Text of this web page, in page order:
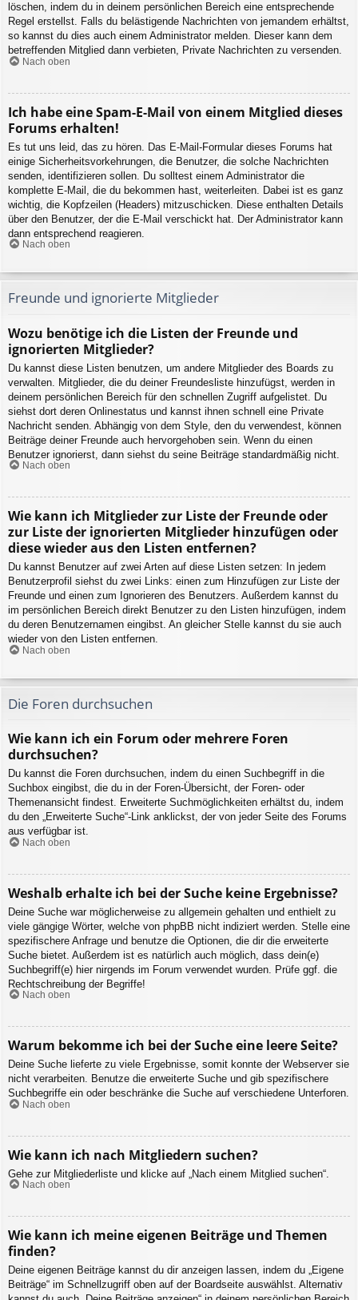
löschen, indem du in deinem persönlichen Bereich eine entsprechende
Regel erstellst. Falls du belästigende Nachrichten von jemandem erhältst,
so kannst du dies auch einem Administrator melden. Dieser kann dem
betreffenden Mitglied dann verbieten, Private Nachrichten zu versenden.
Nach oben
Ich habe eine Spam-E-Mail von einem Mitglied dieses
Forums erhalten!
Es tut uns leid, das zu hören. Das E-Mail-Formular dieses Forums hat
einige Sicherheitsvorkehrungen, die Benutzer, die solche Nachrichten
senden, identifizieren sollen. Du solltest einem Administrator die
komplette E-Mail, die du bekommen hast, weiterleiten. Dabei ist es ganz
wichtig, die Kopfzeilen (Headers) mitzuschicken. Diese enthalten Details
über den Benutzer, der die E-Mail verschickt hat. Der Administrator kann
dann entsprechend reagieren.
Nach oben
Freunde und ignorierte Mitglieder
Wozu benötige ich die Listen der Freunde und
ignorierten Mitglieder?
Du kannst diese Listen benutzen, um andere Mitglieder des Boards zu
verwalten. Mitglieder, die du deiner Freundesliste hinzufügst, werden in
deinem persönlichen Bereich für den schnellen Zugriff aufgelistet. Du
siehst dort deren Onlinestatus und kannst ihnen schnell eine Private
Nachricht senden. Abhängig von dem Style, den du verwendest, können
Beiträge deiner Freunde auch hervorgehoben sein. Wenn du einen
Benutzer ignorierst, dann siehst du seine Beiträge standardmäßig nicht.
Nach oben
Wie kann ich Mitglieder zur Liste der Freunde oder
zur Liste der ignorierten Mitglieder hinzufügen oder
diese wieder aus den Listen entfernen?
Du kannst Benutzer auf zwei Arten auf diese Listen setzen: In jedem
Benutzerprofil siehst du zwei Links: einen zum Hinzufügen zur Liste der
Freunde und einen zum Ignorieren des Benutzers. Außerdem kannst du
im persönlichen Bereich direkt Benutzer zu den Listen hinzufügen, indem
du deren Benutzernamen eingibst. An gleicher Stelle kannst du sie auch
wieder von den Listen entfernen.
Nach oben
Die Foren durchsuchen
Wie kann ich ein Forum oder mehrere Foren
durchsuchen?
Du kannst die Foren durchsuchen, indem du einen Suchbegriff in die
Suchbox eingibst, die du in der Foren-Übersicht, der Foren- oder
Themenansicht findest. Erweiterte Suchmöglichkeiten erhältst du, indem
du den „Erweiterte Suche“-Link anklickst, der von jeder Seite des Forums
aus verfügbar ist.
Nach oben
Weshalb erhalte ich bei der Suche keine Ergebnisse?
Deine Suche war möglicherweise zu allgemein gehalten und enthielt zu
viele gängige Wörter, welche von phpBB nicht indiziert werden. Stelle eine
spezifischere Anfrage und benutze die Optionen, die dir die erweiterte
Suche bietet. Außerdem ist es natürlich auch möglich, dass dein(e)
Suchbegriff(e) hier nirgends im Forum verwendet wurden. Prüfe ggf. die
Rechtschreibung der Begriffe!
Nach oben
Warum bekomme ich bei der Suche eine leere Seite?
Deine Suche lieferte zu viele Ergebnisse, somit konnte der Webserver sie
nicht verarbeiten. Benutze die erweiterte Suche und gib spezifischere
Suchbegriffe ein oder beschränke die Suche auf verschiedene Unterforen.
Nach oben
Wie kann ich nach Mitgliedern suchen?
Gehe zur Mitgliederliste und klicke auf „Nach einem Mitglied suchen“.
Nach oben
Wie kann ich meine eigenen Beiträge und Themen
finden?
Deine eigenen Beiträge kannst du dir anzeigen lassen, indem du „Eigene
Beiträge“ im Schnellzugriff oben auf der Boardseite auswählst. Alternativ